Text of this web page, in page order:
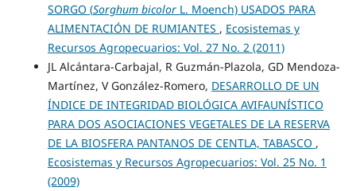
SORGO (Sorghum bicolorL. Moench) USADOS PARA
ALIMENTACIÓN DE RUMIANTES , Ecosistemas y
Recursos Agropecuarios: Vol. 27 No. 2 (2011)
JL Alcántara-Carbajal, R Guzmán-Plazola, GD Mendoza-
Martínez, V González-Romero, DESARROLLO DE UN
ÍNDICE DE INTEGRIDAD BIOLÓGICA AVIFAUNÍSTICO
PARA DOS ASOCIACIONES VEGETALES DE LA RESERVA
DE LA BIOSFERA PANTANOS DE CENTLA, TABASCO ,
Ecosistemas y Recursos Agropecuarios: Vol. 25 No. 1
(2009)